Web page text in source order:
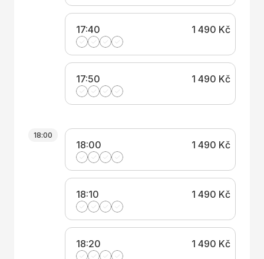
17:40 1 490 Kč
17:50 1 490 Kč
18:00
18:00 1 490 Kč
18:10 1 490 Kč
18:20 1 490 Kč